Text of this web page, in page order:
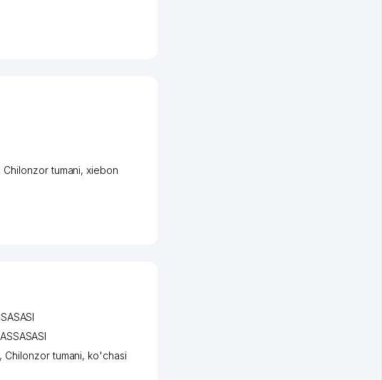
Chilonzor tumani,xiеbon
, Chilonzor tumani, ko'chasi